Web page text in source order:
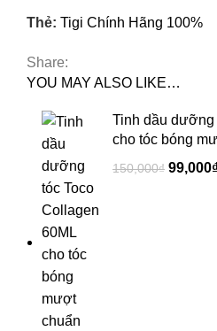
Thẻ: Tigi Chính Hãng 100%
Share:
YOU MAY ALSO LIKE…
Tinh dầu dưỡng
cho tóc bóng
150,000₫ 99,000